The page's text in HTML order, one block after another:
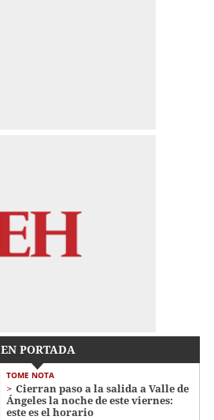
EN PORTADA
TOME NOTA
Cierran paso a la salida a Valle de
Ángeles la noche de este viernes:
este es el horario